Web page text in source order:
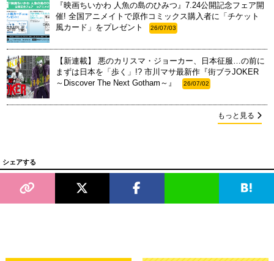
『映画ちいかわ 人魚の島のひみつ』7.24公開記念フェア開
催! 全国アニメイトで原作コミックス購入者に「チケット
風カード」をプレゼント
26/07/03
【新連載】 悪のカリスマ・ジョーカー、日本征服…の前に
まずは日本を「歩く」!? 市川マサ最新作『街ブラJOKER
～Discover The Next Gotham～』
26/07/02
もっと見る
シェアする